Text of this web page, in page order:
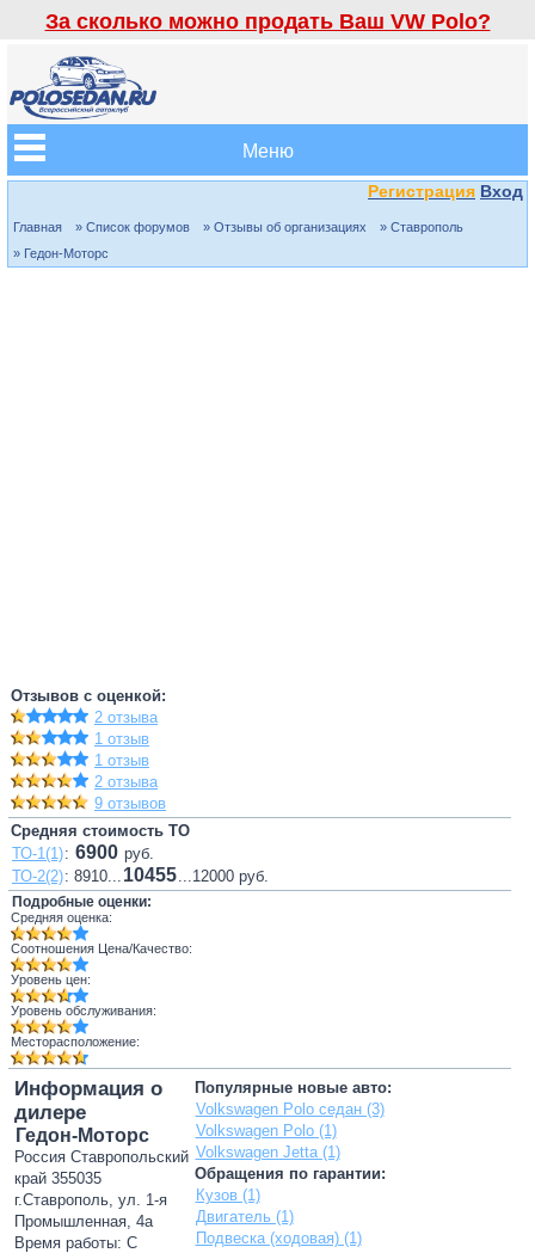
За сколько можно продать Ваш VW Polo?
Меню
Регистрация Вход
Главная » Список форумов » Отзывы об организациях
» Ставрополь
» Гедон-Моторс
Отзывов с оценкой:
2 отзыва
1 отзыв
1 отзыв
2 отзыва
9 отзывов
Средняя стоимость ТО
ТО-1(1): 6900 руб.
ТО-2(2): 8910... 10455...12000 руб.
Подробные оценки:
Средняя оценка:
Соотношения Цена/Качество:
Уровень цен:
Уровень обслуживания:
Месторасположение:
Популярные новые авто:
Volkswagen Polo седан (3)
Volkswagen Polo (1)
Volkswagen Jetta (1)
Обращения по гарантии:
Кузов (1)
Двигатель (1)
Подвеска (ходовая) (1)
Информация о
дилере
Гедон-Моторс
Россия Ставропольский
край 355035
г.Ставрополь, ул. 1-я
Промышленная, 4а
Время работы: С